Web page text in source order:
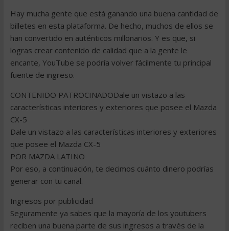
Hay mucha gente que está ganando una buena cantidad de
billetes en esta plataforma. De hecho, muchos de ellos se
han convertido en auténticos millonarios. Y es que, si
logras crear contenido de calidad que a la gente le
encante, YouTube se podría volver fácilmente tu principal
fuente de ingreso.
CONTENIDO PATROCINADODale un vistazo a las
características interiores y exteriores que posee el Mazda
CX-5
Dale un vistazo a las características interiores y exteriores
que posee el Mazda CX-5
POR MAZDA LATINO
Por eso, a continuación, te decimos cuánto dinero podrías
generar con tu canal.
Ingresos por publicidad
Seguramente ya sabes que la mayoría de los youtubers
reciben una buena parte de sus ingresos a través de la